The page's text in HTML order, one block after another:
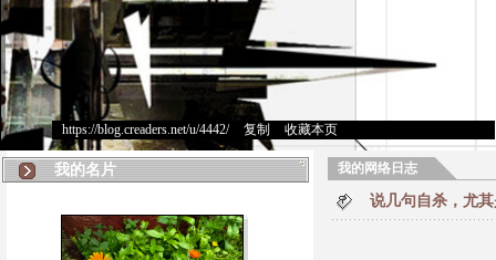
https://blog.creaders.net/u/4442/> 复制 收藏本页
我的名片 我的网络日志
说几句自杀，尤